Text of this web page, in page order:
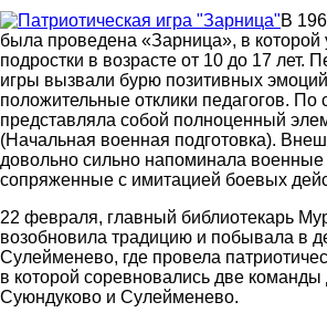
В
была проведена «Зарница», в которой
подростки в возрасте от 10 до 17 лет.
игры вызвали бурю позитивных
положительные отклики педагогов. По
представляла собой полноценный
(Начальная военная подготовка).
довольно сильно напоминала военные
сопряженные с имитацией боевых
22 февраля, главный библиотекарь
возобновила традицию и побывала в
Сулейменево, где провела
в которой соревновались две команды
Суюндуково и Сулейменево.